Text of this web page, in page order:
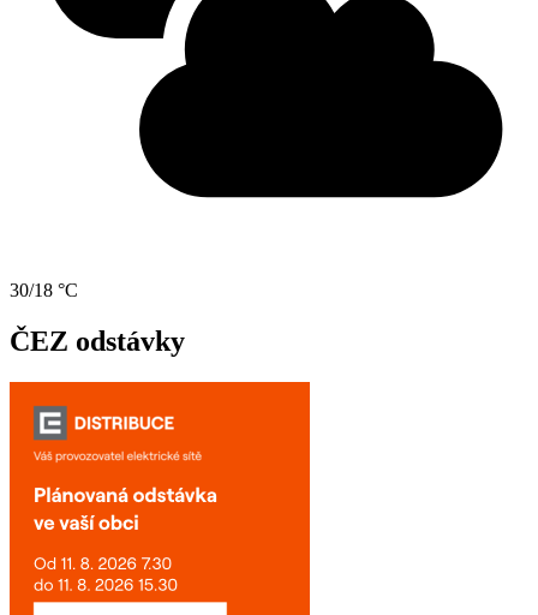
30/18 °C
ČEZ odstávky